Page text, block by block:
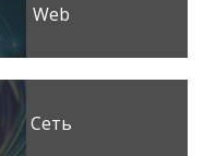
Web
Сеть